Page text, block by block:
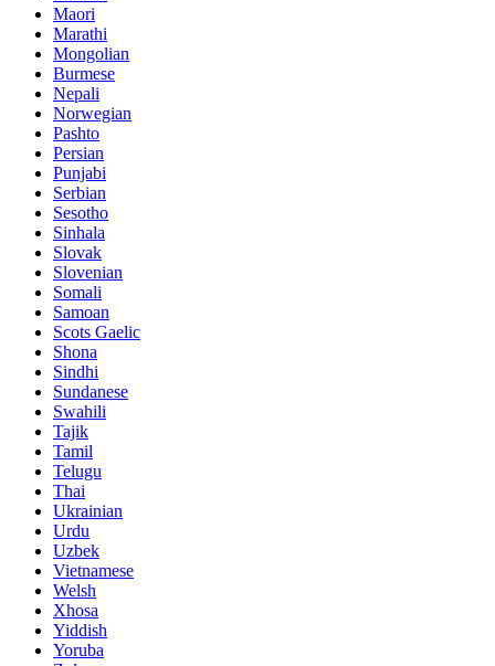
Maori
Marathi
Mongolian
Burmese
Nepali
Norwegian
Pashto
Persian
Punjabi
Serbian
Sesotho
Sinhala
Slovak
Slovenian
Somali
Samoan
Scots Gaelic
Shona
Sindhi
Sundanese
Swahili
Tajik
Tamil
Telugu
Thai
Ukrainian
Urdu
Uzbek
Vietnamese
Welsh
Xhosa
Yiddish
Yoruba